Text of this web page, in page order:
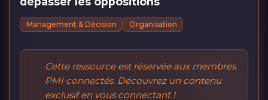
Management & Décision Organisation
Cette ressource est réservée aux membres
PMI connectés. Découvrez un contenu
exclusif en vous connectant !